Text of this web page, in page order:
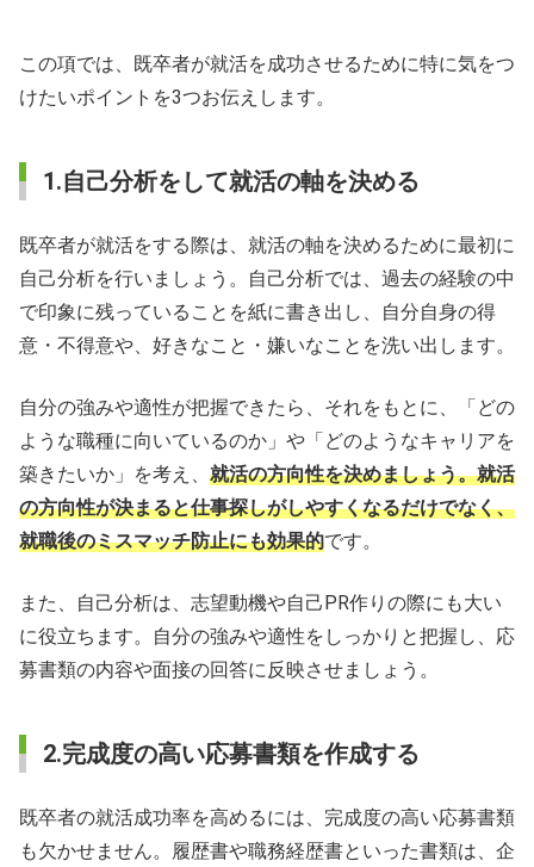
この項では、既卒者が就活を成功させるために特に気をつ
けたいポイントを3つお伝えします。
1.自己分析をして就活の軸を決める
既卒者が就活をする際は、就活の軸を決めるために最初に
自己分析を行いましょう。自己分析では、過去の経験の中
で印象に残っていることを紙に書き出し、自分自身の得
意・不得意や、好きなこと・嫌いなことを洗い出します。
自分の強みや適性が把握できたら、それをもとに、「どの
ような職種に向いているのか」や「どのようなキャリアを
築きたいか」を考え、 就活の方向性を決めましょう。就活
の方向性が決まると仕事探しがしやすくなるだけでなく、
就職後のミスマッチ防止にも効果的です。
また、自己分析は、志望動機や自己PR作りの際にも大い
に役立ちます。自分の強みや適性をしっかりと把握し、応
募書類の内容や面接の回答に反映させましょう。
2.完成度の高い応募書類を作成する
既卒者の就活成功率を高めるには、完成度の高い応募書類
も欠かせません。履歴書や職務経歴書といった書類は、企